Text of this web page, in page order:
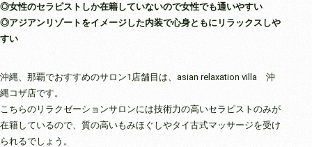
◎女性のセラピストしか在籍していないので女性でも通いやすい
◎アジアンリゾートをイメージした内装で心身ともにリラックスしや
すい
沖縄、那覇でおすすめのサロン1店舗目は、asian relaxation villa 沖
縄コザ店です。
こちらのリラクゼーションサロンには技術力の高いセラピストのみが
在籍しているので、質の高いもみほぐしやタイ古式マッサージを受け
られるでしょう。